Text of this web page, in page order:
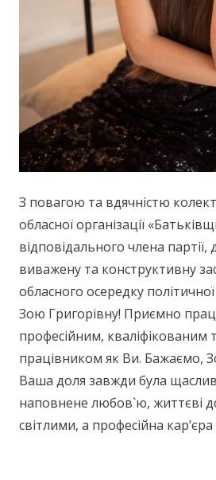
З повагою та вдячністю
обласної організації
відповідального члена партії,
виважену та конструктивну
обласного осередку
Зою Григорівну! Приємно
професійним, кваліфікованим
працівником як Ви. Бажаємо,
Ваша доля завжди була
наповнене любов`ю, життєві
світлими, а професійна